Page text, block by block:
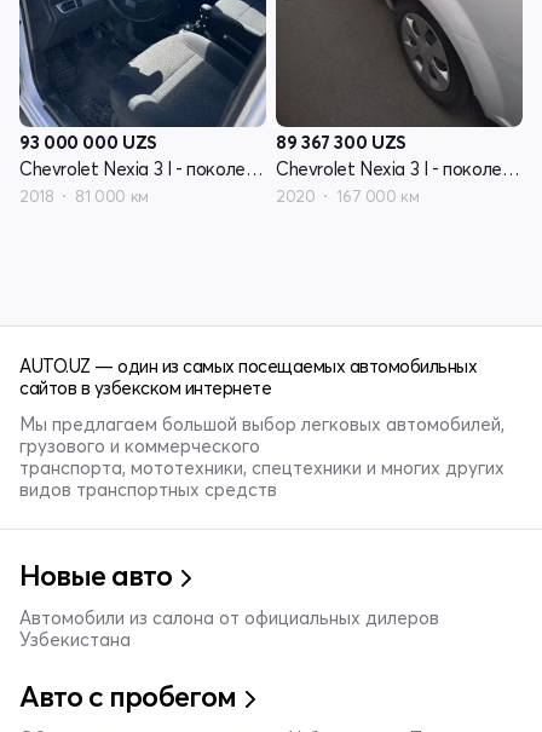
93 000 000 UZS
Chevrolet Nexia 3 I - поколение
2018 81 000 км
89 367 300 UZS
Chevrolet Nexia 3 I - поколение
2020 167 000 км
AUTO.UZ — один из самых посещаемых автомобильных
сайтов в узбекском интернете
Мы предлагаем большой выбор легковых автомобилей,
грузового и коммерческого
транспорта, мототехники, спецтехники и многих других
видов транспортных средств
Новые авто
Автомобили из салона от официальных дилеров
Узбекистана
Авто с пробегом